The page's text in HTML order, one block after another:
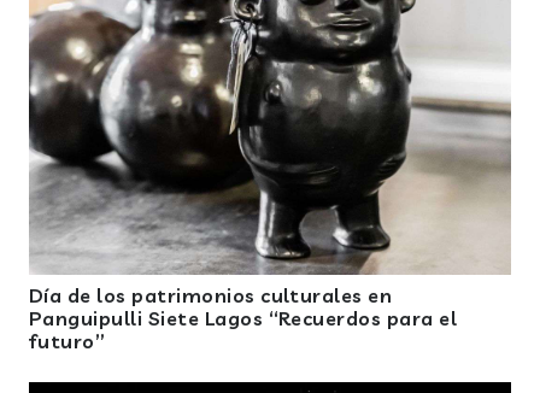
Día de los patrimonios culturales en
Panguipulli Siete Lagos “Recuerdos para el
futuro”